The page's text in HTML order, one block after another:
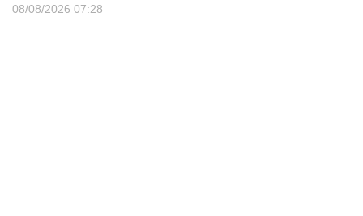
08/08/2026 07:28